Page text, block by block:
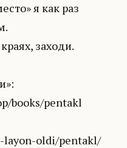
я как раз
заходи.
books/pentakl
layon-oldi/pentakl/